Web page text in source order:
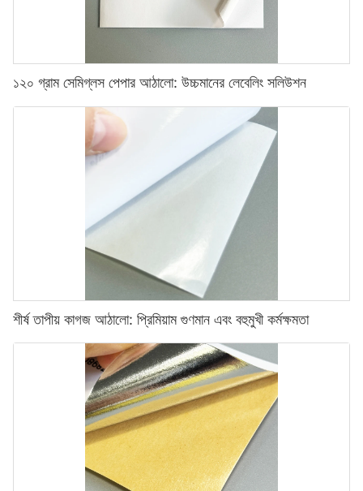
১২০ গ্রাম সেমিগ্লস পেপার আঠালো: উচ্চমানের লেবেলিং সলিউশন
শীর্ষ তাপীয় কাগজ আঠালো: প্রিমিয়াম গুণমান এবং বহুমুখী কর্মক্ষমতা